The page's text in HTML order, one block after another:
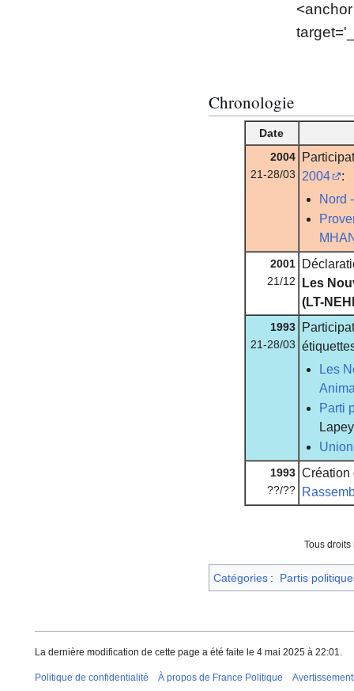
Chronologie
Date
2004
21-28/03
2004
:
Nord
2001
21/12
Les
(LT-
1993
21-28/03
Les
Parti
1993
??/??
Création
Tous
Catégories : Partis
La dernière modification de cette page a été faite le 4 mai 2025 à 22:01.
Politique de confidentialité À propos de France Politique